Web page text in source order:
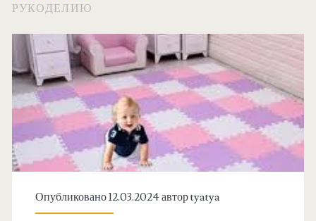
РУКОДЕЛИЮ
Опубликовано 12.03.2024 авторtyatya